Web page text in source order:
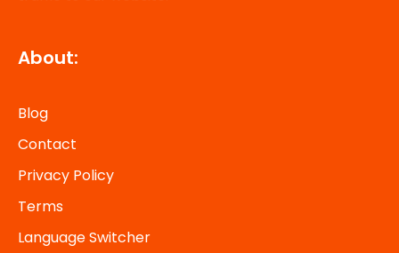
About:
Blog
Contact
Privacy Policy
Terms
Language Switcher